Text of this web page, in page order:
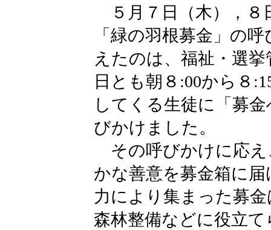
５月７日（木），８
「緑の羽根募金」の
えたのは、福祉・選
日とも朝８:00から８
してくる生徒に「募
びかけました。
その呼びかけに応え
かな善意を募金箱に
力により集まった募
森林整備などに役立